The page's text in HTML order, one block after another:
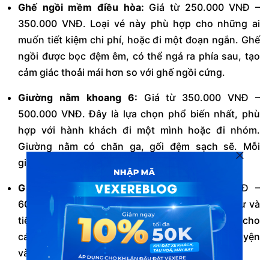
Ghế ngồi mềm điều hòa: Giá từ 250.000 VNĐ –
350.000 VNĐ. Loại vé này phù hợp cho những ai
muốn tiết kiệm chi phí, hoặc đi một đoạn ngắn. Ghế
ngồi được bọc đệm êm, có thể ngả ra phía sau, tạo
cảm giác thoải mái hơn so với ghế ngồi cứng.
Giường nằm khoang 6: Giá từ 350.000 VNĐ –
500.000 VNĐ. Đây là lựa chọn phổ biến nhất, phù
hợp với hành khách đi một mình hoặc đi nhóm.
Giường nằm có chăn ga, gối đệm sạch sẽ. Mỗi
giường có đèn đọc sách và ổ cắm điện riêng.
Giường nằm khoang 4:Giá từ 450.000 VNĐ –
600.000 VNĐ. Hạng vé này mang lại sự riêng tư và
tiện nghi cao hơn. Khoang 4 giường thích hợp cho
các gia đình hoặc nhóm bạn thân, có thể trò chuyện
và sinh hoạt chung thoải mái hơn.